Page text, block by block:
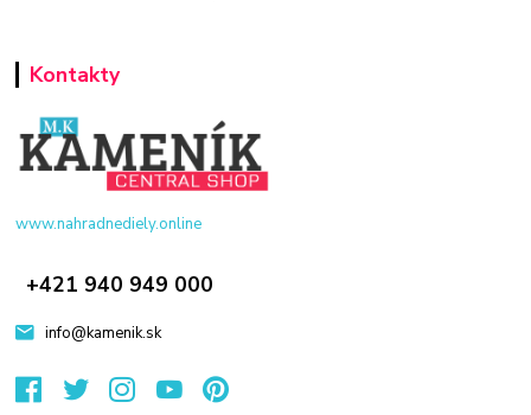
Kontakty
www.nahradnediely.online
+421 940 949 000
info@kamenik.sk